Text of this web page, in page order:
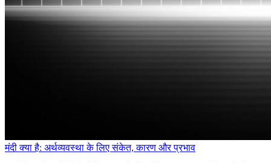
मंदी क्या है: अर्थव्यवस्था के लिए संकेत, कारण और प्रभाव